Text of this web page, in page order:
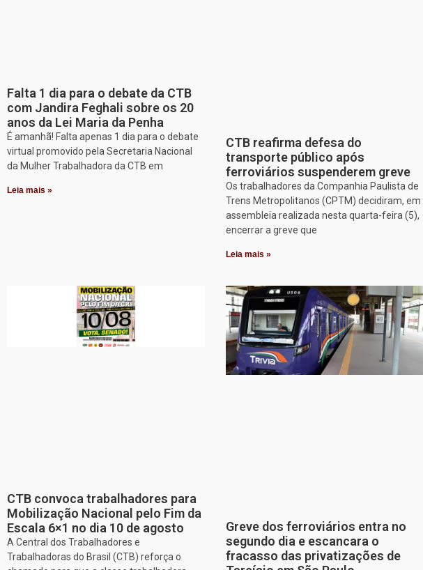
Falta 1 dia para o debate da CTB
com Jandira Feghali sobre os 20
anos da Lei Maria da Penha
É amanhã! Falta apenas 1 dia para o debate
virtual promovido pela Secretaria Nacional
da Mulher Trabalhadora da CTB em
Leia mais »
CTB reafirma defesa do
transporte público após
ferroviários suspenderem greve
Os trabalhadores da Companhia Paulista de
Trens Metropolitanos (CPTM) decidiram, em
assembleia realizada nesta quarta-feira (5),
encerrar a greve que
Leia mais »
CTB convoca trabalhadores para
Mobilização Nacional pelo Fim da
Escala 6×1 no dia 10 de agosto
A Central dos Trabalhadores e
Trabalhadoras do Brasil (CTB) reforça o
Greve dos ferroviários entra no
segundo dia e escancara o
fracasso das privatizações de